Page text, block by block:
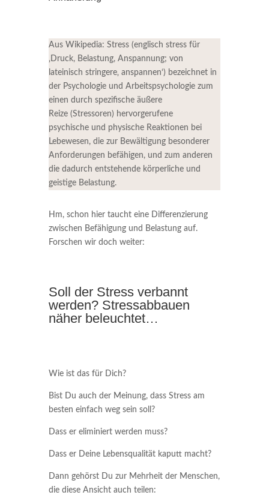
Aus Wikipedia: Stress(englisch stressfür
‚Druck, Belastung, Anspannung; von
lateinisch stringere‚ anspannen‘) bezeichnet in
der Psychologieund Arbeitspsychologiezum
einen durch spezifische äußere
Reize(Stressoren) hervorgerufene
psychischeund physische Reaktionen bei
Lebewesen, die zur Bewältigung besonderer
Anforderungen befähigen, und zum anderen
die dadurch entstehende körperliche und
geistige Belastung.
Hm, schon hier taucht eine Differenzierung
zwischen Befähigung und Belastung auf.
Forschen wir doch weiter:
Soll der Stress verbannt
werden? Stressabbauen
näher beleuchtet…
Wie ist das für Dich?
Bist Du auch der Meinung, dass Stress am
besten einfach weg sein soll?
Dass er eliminiert werden muss?
Dass er Deine Lebensqualität kaputt macht?
Dann gehörst Du zur Mehrheit der Menschen,
die diese Ansicht auch teilen: